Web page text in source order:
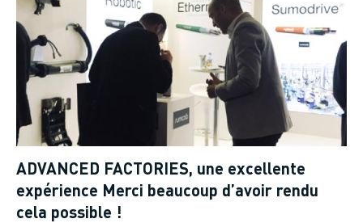
ADVANCED FACTORIES, une excellente
expérience Merci beaucoup d’avoir rendu
cela possible !